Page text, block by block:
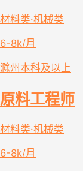
材料类·机械类
6-8k/月
滁州 本科及以上
原料工程师
材料类·机械类
6-8k/月